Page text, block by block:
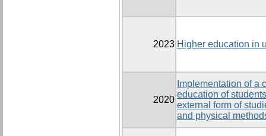
2023 Higher education in
2020
Implementation of a
education of
external form of
and physical